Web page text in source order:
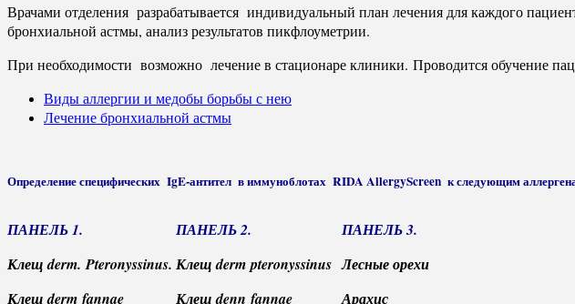
Врачами отделения разрабатывается индивидуальный план лечения для каждого
бронхиальной астмы, анализ результатов пикфлоуметрии.
При необходимости возможно лечение в стационаре клиники. Проводится обучение
Виды аллергии и медобы борьбы с нею
Лечение бронхиальной астмы
Определение специфических IgE-антител в иммуноблотах RIDA AllergyScreen к следующим
ПАНЕЛЬ 1.
Клещ derm. Pteronyssinus.
Клещ derm fannae
ПАНЕЛЬ 2.
Клещ derm pteronyssinus
Клещ denn fannae
ПАНЕЛЬ 3.
Лесные орехи
Арахис